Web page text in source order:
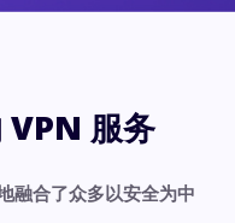
VPN 服务
融合了众多以安全为中